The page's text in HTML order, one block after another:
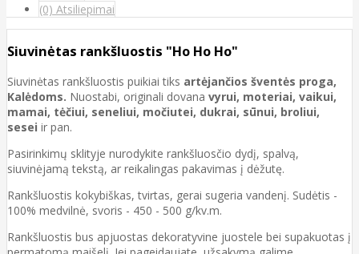
(0) Atsiliepimai
Siuvinėtas rankšluostis "Ho Ho Ho"
Siuvinėtas rankšluostis puikiai tiks artėjančios šventės proga,
Kalėdoms. Nuostabi, originali dovana vyrui, moteriai, vaikui,
mamai, tėčiui, seneliui, močiutei, dukrai, sūnui, broliui,
sesei ir pan.
Pasirinkimų sklityje nurodykite rankšluosčio dydį, spalvą,
siuvinėjamą tekstą, ar reikalingas pakavimas į dėžutę.
Rankšluostis kokybiškas, tvirtas, gerai sugeria vandenį. Sudėtis -
100% medvilnė, svoris - 450 - 500 g/kv.m.
Rankšluostis bus apjuostas dekoratyvine juostele bei supakuotas į